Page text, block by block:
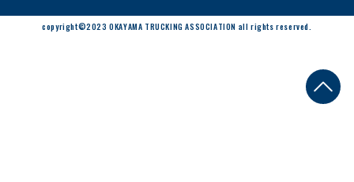
copyright©2023 OKAYAMA TRUCKING ASSOCIATION all rights reserved.